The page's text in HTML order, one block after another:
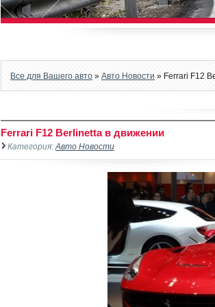
Все для Вашего авто » Авто Новости » Ferrari F12
Ferrari F12 Berlinetta в движении
Категория: Авто Новости